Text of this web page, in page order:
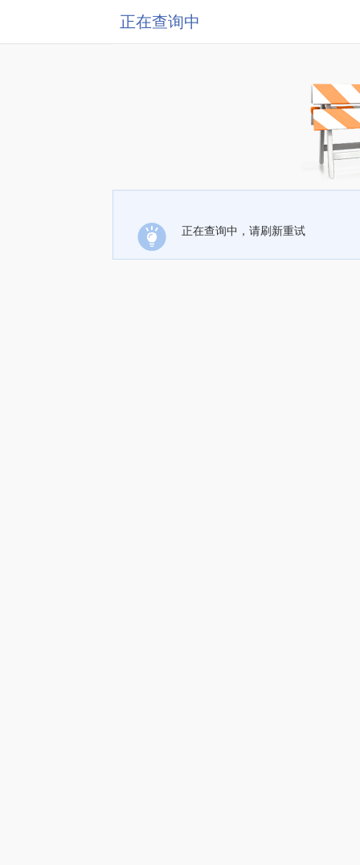
正在查询中
正在查询中，请刷新重试